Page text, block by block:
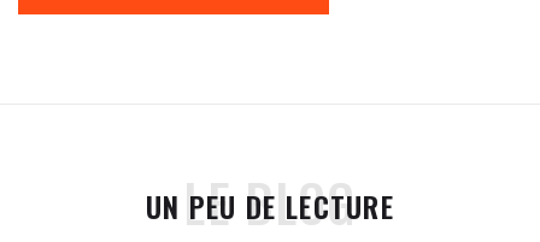
UN PEU DE LECTURE
LE BLOG